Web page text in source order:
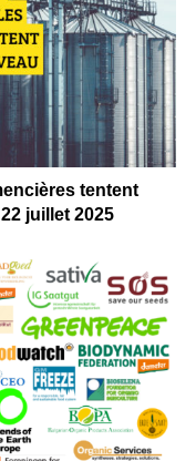
tentent
juillet 2025